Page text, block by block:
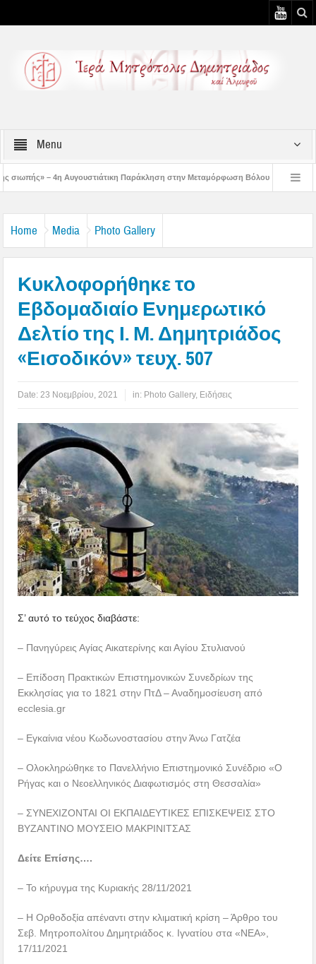
Menu
Παράκληση στην Μεταμόρφωση Βόλου Επίσκεψη του Δ/ντού της Β/
Home Media Photo Gallery
Κυκλοφορήθηκε το
Εβδομαδιαίο Ενημερωτικό
Δελτίο της Ι. Μ. Δημητριάδος
«Εισοδικόν» τευχ. 507
Date: 23 Νοεμβρίου, 2021 in: Photo Gallery, Ειδήσεις
Σ’ αυτό το τεύχος διαβάστε:
– Πανηγύρεις Αγίας Αικατερίνης και Αγίου Στυλιανού
– Επίδοση Πρακτικών Επιστημονικών Συνεδρίων της
Εκκλησίας για το 1821 στην ΠτΔ – Αναδημοσίευση από
ecclesia.gr
– Εγκαίνια νέου Κωδωνοστασίου στην Άνω Γατζέα
– Ολοκληρώθηκε το Πανελλήνιο Επιστημονικό Συνέδριο «Ο
Ρήγας και ο Νεοελληνικός Διαφωτισμός στη Θεσσαλία»
– ΣΥΝΕΧΙΖΟΝΤΑΙ ΟΙ ΕΚΠΑΙΔΕΥΤΙΚΕΣ ΕΠΙΣΚΕΨΕΙΣ ΣΤΟ
ΒΥΖΑΝΤΙΝΟ ΜΟΥΣΕΙΟ ΜΑΚΡΙΝΙΤΣΑΣ
Δείτε Επίσης….
– Το κήρυγμα της Κυριακής 28/11/2021
– Η Ορθοδοξία απέναντι στην κλιματική κρίση – Άρθρο του
Σεβ. Μητροπολίτου Δημητριάδος κ. Ιγνατίου στα «ΝΕΑ»,
17/11/2021